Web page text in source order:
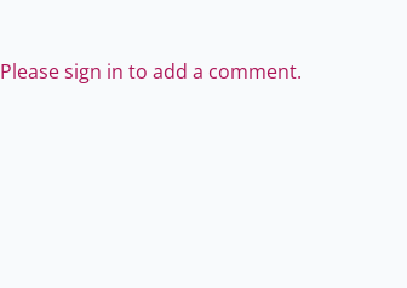
Please sign in to add a comment.